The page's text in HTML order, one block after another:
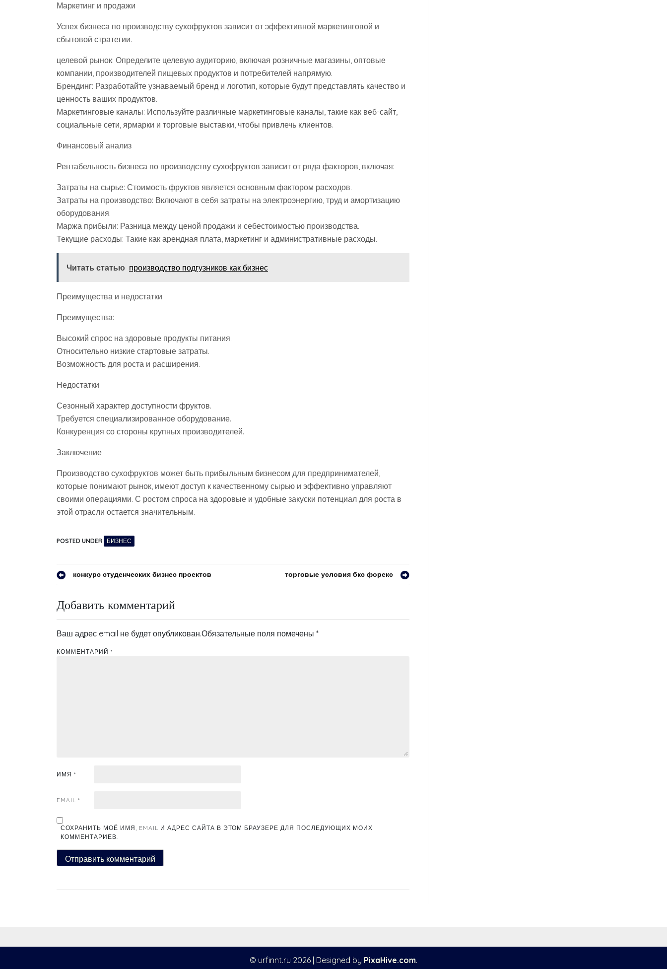
Маркетинг и продажи
Успех бизнеса по производству сухофруктов зависит от эффективной маркетинговой и
сбытовой стратегии.
целевой рынок: Определите целевую аудиторию, включая розничные магазины, оптовые
компании, производителей пищевых продуктов и потребителей напрямую.
Брендинг: Разработайте узнаваемый бренд и логотип, которые будут представлять качество и
ценность ваших продуктов.
Маркетинговые каналы: Используйте различные маркетинговые каналы, такие как веб-сайт,
социальные сети, ярмарки и торговые выставки, чтобы привлечь клиентов.
Финансовый анализ
Рентабельность бизнеса по производству сухофруктов зависит от ряда факторов, включая:
Затраты на сырье: Стоимость фруктов является основным фактором расходов.
Затраты на производство: Включают в себя затраты на электроэнергию, труд и амортизацию
оборудования.
Маржа прибыли: Разница между ценой продажи и себестоимостью производства.
Текущие расходы: Такие как арендная плата, маркетинг и административные расходы.
Читать статью производство подгузников как бизнес
Преимущества и недостатки
Преимущества:
Высокий спрос на здоровые продукты питания.
Относительно низкие стартовые затраты.
Возможность для роста и расширения.
Недостатки:
Сезонный характер доступности фруктов.
Требуется специализированное оборудование.
Конкуренция со стороны крупных производителей.
Заключение
Производство сухофруктов может быть прибыльным бизнесом для предпринимателей,
которые понимают рынок, имеют доступ к качественному сырью и эффективно управляют
своими операциями. С ростом спроса на здоровые и удобные закуски потенциал для роста в
этой отрасли остается значительным.
POSTED UNDER БИЗНЕС
Навигация
по
записям
конкурс студенческих бизнес проектов торговые условия бкс форекс
Добавить комментарий
Ваш адрес email не будет опубликован.Обязательные поля помечены *
КОММЕНТАРИЙ *
ИМЯ *
EMAIL *
СОХРАНИТЬ МОЁ ИМЯ, EMAIL И АДРЕС САЙТА В ЭТОМ БРАУЗЕРЕ ДЛЯ ПОСЛЕДУЮЩИХ МОИХ
КОММЕНТАРИЕВ.
© urfinnt.ru 2026 | Designed by PixaHive.com.